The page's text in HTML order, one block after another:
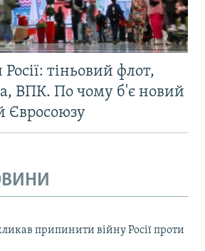
Росії: тіньовий флот,
ВПК. По чому б'є новий
Євросоюзу
припинити війну Росії проти